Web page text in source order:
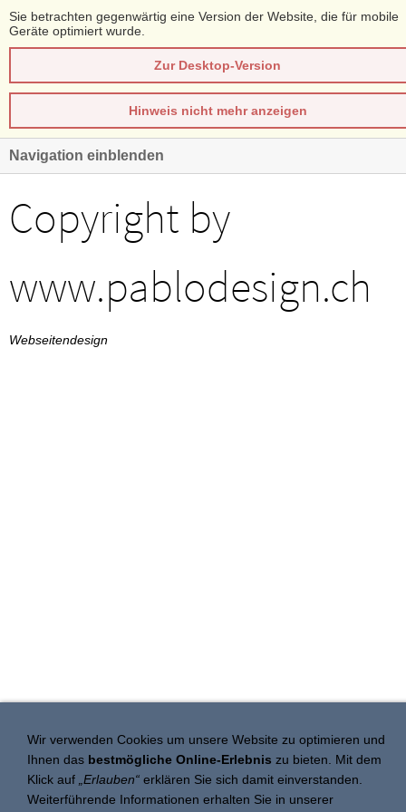
Sie betrachten gegenwärtig eine Version der Website, die für mobile
Geräte optimiert wurde.
Zur Desktop-Version
Hinweis nicht mehr anzeigen
Navigation einblenden
Copyright by
www.pablodesign.ch
Webseitendesign
Wir verwenden Cookies um unsere Website zu optimieren und
Ihnen das bestmögliche Online-Erlebnis zu bieten. Mit dem
Klick auf „Erlauben“ erklären Sie sich damit einverstanden.
Weiterführende Informationen erhalten Sie in unserer